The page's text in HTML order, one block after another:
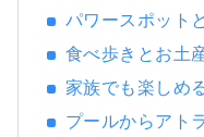
パワースポット
食べ歩きとお土
家族でも楽しめ
プールからアト